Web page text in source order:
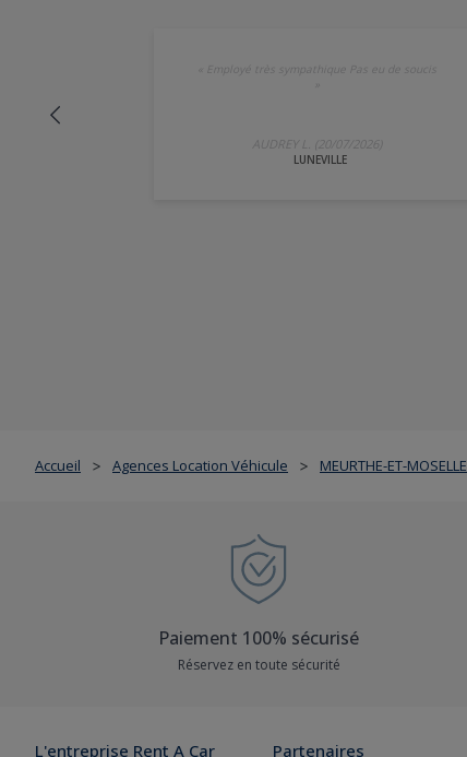
Accueil > Agences Location Véhicule > MEURTHE-ET-MOSELLE
Employé très sympathique Pas eu de soucis
AUDREY L. (20/07/2026)
LUNEVILLE
Paiement 100% sécurisé
Réservez en toute sécurité
L'entreprise Rent A Car Partenaires